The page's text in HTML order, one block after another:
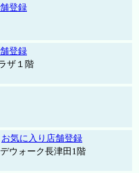
登録
登録
ザ１階
お気に入り店舗登録
ウォーク長津田1階